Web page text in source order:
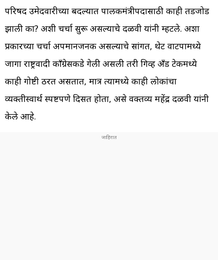
परिषद उमेदवारीच्या बदल्यात पालकमंत्रीपदासाठी काही तडजोड
झाली का? अशी चर्चा सुरू असल्याचे दळवी यांनी म्हटले. अशा
प्रकारच्या चर्चा अपमानजनक असल्याचे सांगत, थेट वाटपामध्ये
जागा राष्ट्रवादी काँग्रेसकडे गेली असली तरी गिव्ह अँड टेकमध्ये
काही गोष्टी ठरत असतात, मात्र त्यामध्ये काही लोकांचा
व्यक्तीस्वार्थ स्पष्टपणे दिसत होता, असे वक्तव्य महेंद्र दळवी यांनी
केले आहे.